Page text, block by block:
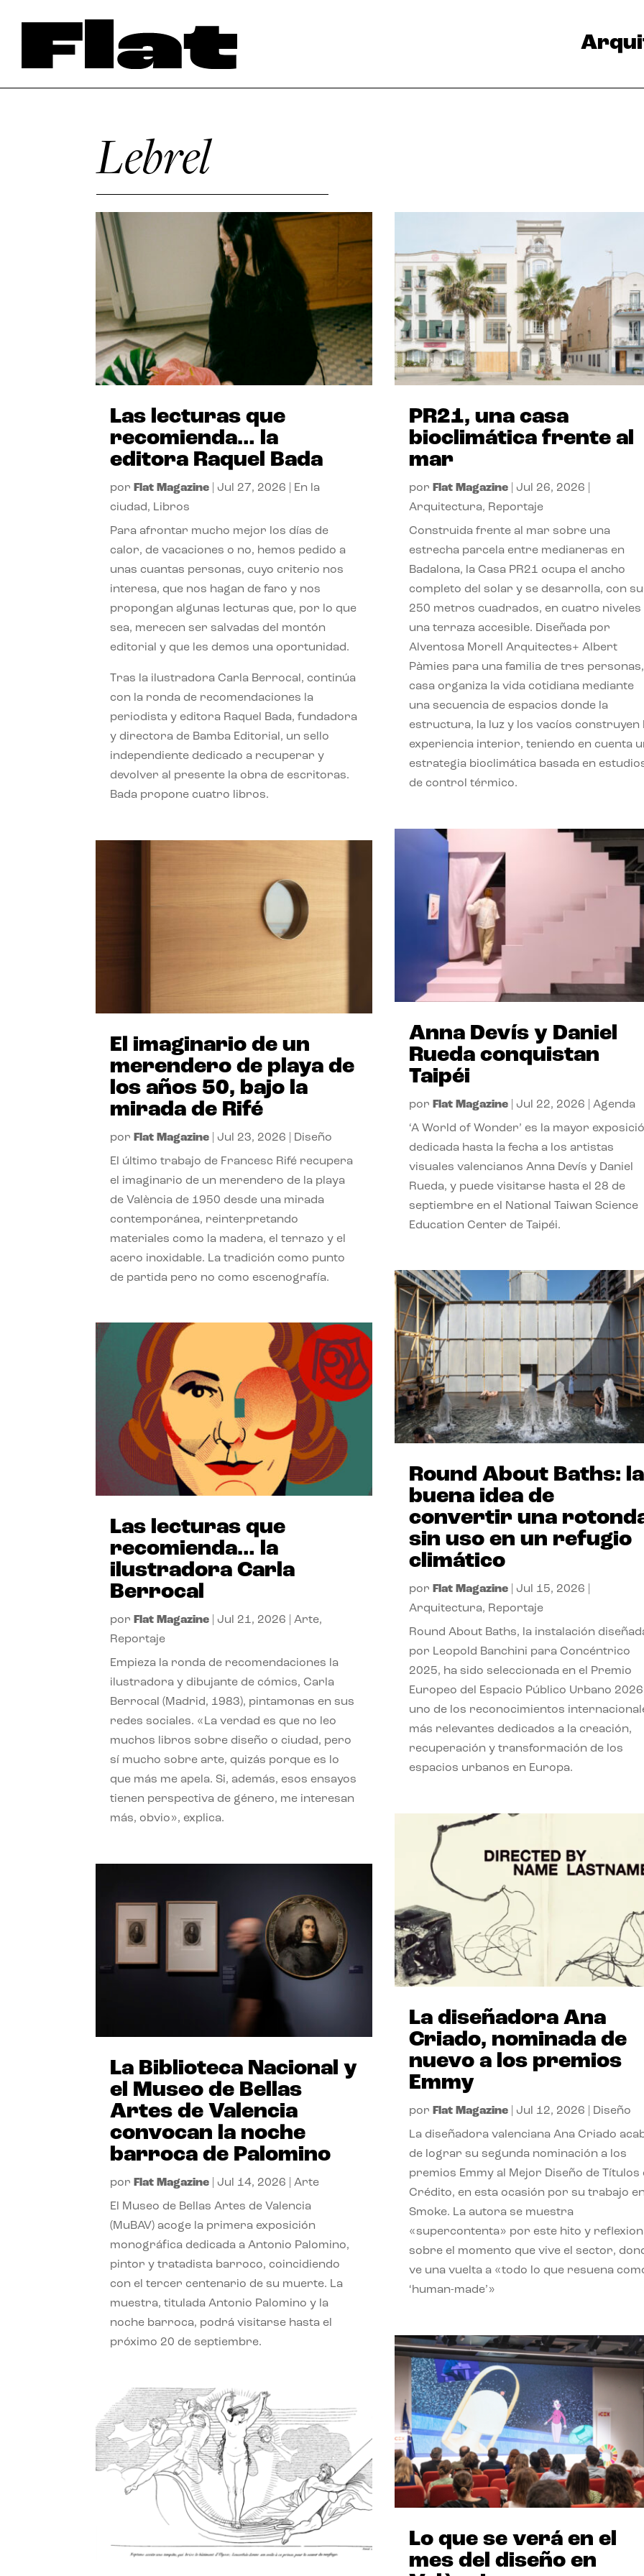
Lebrel
Las lecturas que
recomienda… la
editora Raquel Bada
por Flat Magazine Jul 27, 2026
En la
ciudad, Libros
Para afrontar mucho mejor los días de
calor, de vacaciones o no, hemos pedido a
unas cuantas personas, cuyo criterio nos
interesa, que nos hagan de faro y nos
propongan algunas lecturas que, por lo que
sea, merecen ser salvadas del montón
editorial y que les demos una oportunidad.
Tras la ilustradora Carla Berrocal, continúa
con la ronda de recomendaciones la
periodista y editora Raquel Bada, fundadora
y directora de Bamba Editorial, un sello
independiente dedicado a recuperar y
devolver al presente la obra de escritoras.
Bada propone cuatro libros.
El imaginario de un
merendero de playa de
los años 50, bajo la
mirada de Rifé
por Flat Magazine Jul 23, 2026 Diseño
El último trabajo de Francesc Rifé recupera
el imaginario de un merendero de la playa
de València de 1950 desde una mirada
contemporánea, reinterpretando
materiales como la madera, el terrazo y el
acero inoxidable. La tradición como punto
de partida pero no como escenografía.
Las lecturas que
recomienda… la
ilustradora Carla
Berrocal
por Flat Magazine Jul 21, 2026 |Arte,
Reportaje
Empieza la ronda de recomendaciones la
ilustradora y dibujante de cómics, Carla
Berrocal (Madrid, 1983), pintamonas en sus
redes sociales. «La verdad es que no leo
muchos libros sobre diseño o ciudad, pero
sí mucho sobre arte, quizás porque es lo
que más me apela. Si, además, esos ensayos
tienen perspectiva de género, me interesan
más, obvio», explica.
La Biblioteca Nacional y
el Museo de Bellas
Artes de Valencia
convocan la noche
barroca de Palomino
por Flat Magazine Jul 14, 2026 |Arte
El Museo de Bellas Artes de Valencia
(MuBAV) acoge la primera exposición
monográfica dedicada a Antonio Palomino,
pintor y tratadista barroco, coincidiendo
con el tercer centenario de su muerte. La
muestra, titulada Antonio Palomino y la
noche barroca, podrá visitarse hasta el
próximo 20 de septiembre.
PR21, una casa
bioclimática frente al
mar
por Flat Magazine| Jul 26, 2026
Arquitectura, Reportaje
Construida frente al mar sobre una
estrecha parcela entre medianeras en
Badalona, la Casa PR21 ocupa el ancho
completo del solar y se desarrolla, con
250 metros cuadrados, en cuatro niveles
una terraza accesible. Diseñada por
Alventosa Morell Arquitectes+ Albert
Pàmies para una familia de tres
casa organiza la vida cotidiana mediante
una secuencia de espacios donde la
estructura, la luz y los vacíos construyen
experiencia interior, teniendo en cuenta
estrategia bioclimática basada en
de control térmico.
Anna Devís y Daniel
Rueda conquistan
Taipéi
por Flat Magazine| Jul 22, 2026 Agenda
‘A World of Wonder’ es la mayor
dedicada hasta la fecha a los artistas
visuales valencianos Anna Devís y Daniel
Rueda, y puede visitarse hasta el 28 de
septiembre en el National Taiwan Science
Education Center de Taipéi.
Round About Baths: la
buena idea de
convertir una
sin uso en un refugio
climático
por Flat Magazine| Jul 15, 2026
Arquitectura, Reportaje
Round About Baths, la instalación
por Leopold Banchini para Concéntrico
2025, ha sido seleccionada en el Premio
Europeo del Espacio Público Urbano
uno de los reconocimientos
más relevantes dedicados a la creación,
recuperación y transformación de los
espacios urbanos en Europa.
La diseñadora Ana
Criado, nominada de
nuevo a los premios
Emmy
por Flat Magazine| Jul 12, 2026 Diseño
La diseñadora valenciana Ana Criado
de lograr su segunda nominación a los
premios Emmy al Mejor Diseño de Títulos
Crédito, en esta ocasión por su trabajo
Smoke. La autora se muestra
«supercontenta» por este hito y
sobre el momento que vive el sector,
ve una vuelta a «todo lo que resuena
‘human-made’»
Lo que se verá en el
mes del diseño en